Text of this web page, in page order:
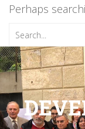
Perhaps